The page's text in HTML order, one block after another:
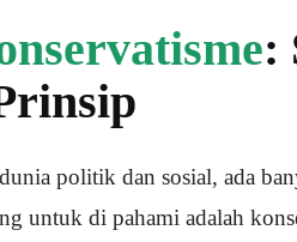
:
politik dan sosial, ada
untuk di pahami adalah